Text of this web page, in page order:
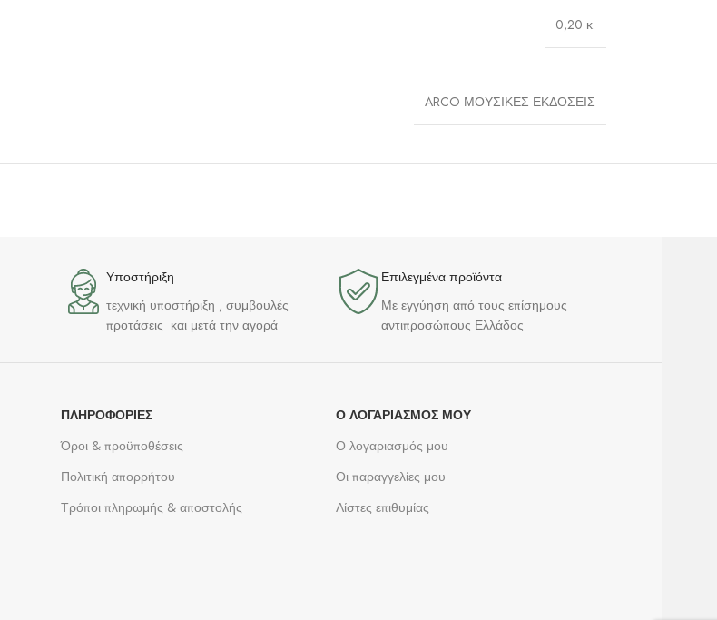
0,20 κ.
ARCO ΜΟΥΣΙΚΕΣ ΕΚΔΟΣΕΙΣ
Υποστήριξη
τεχνική υποστήριξη , συμβουλές
προτάσεις και μετά την αγορά
Επιλεγμένα προϊόντα​
Με εγγύηση από τους επίσημους
αντιπροσώπους Ελλάδος
ΠΛΗΡΟΦΟΡΊΕΣ
Όροι & προϋποθέσεις
Πολιτική απορρήτου
Τρόποι πληρωμής & αποστολής
Ο ΛΟΓΑΡΙΑΣΜΌΣ ΜΟΥ
Ο λογαριασμός μου
Οι παραγγελίες μου
Λίστες επιθυμίας